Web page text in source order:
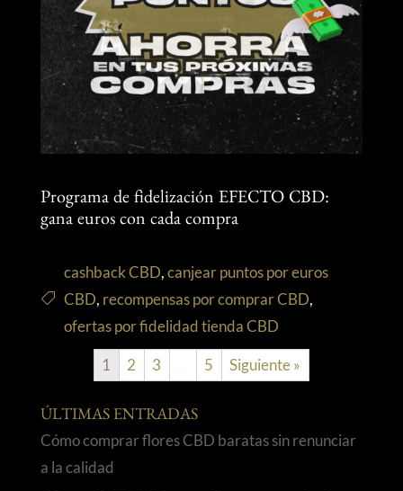
Programa de fidelización EFECTO CBD:
gana euros con cada compra
cashback CBD,canjear puntos por euros
CBD, recompensas por comprar CBD,
ofertas por fidelidad tienda CBD
1 2 3 5 Siguiente »
ÚLTIMAS ENTRADAS
Cómo comprar flores CBD baratas sin renunciar
a la calidad